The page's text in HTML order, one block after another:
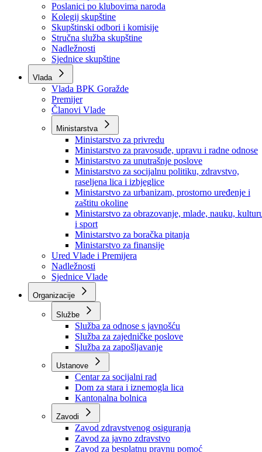
Skupština BPK Goražde
Rukovodstvo
Poslanici po strankama
Poslanici po klubovima naroda
Kolegij skupštine
Skupštinski odbori i komisije
Stručna služba skupštine
Nadležnosti
Sjednice skupštine
Vlada
Vlada BPK Goražde
Premijer
Članovi Vlade
Ministarstva
Ministarstvo za privredu
Ministarstvo za pravosuđe, upravu i radne odnose
Ministarstvo za unutrašnje poslove
Ministarstvo za socijalnu politiku, zdravstvo,
raseljena lica i izbjeglice
Ministarstvo za urbanizam, prostorno uređenje i
zaštitu okoline
Ministarstvo za obrazovanje, mlade, nauku,
i sport
Ministarstvo za boračka pitanja
Ministarstvo za finansije
Ured Vlade i Premijera
Nadležnosti
Sjednice Vlade
Organizacije
Službe
Služba za odnose s javnošću
Služba za zajedničke poslove
Služba za zapošljavanje
Ustanove
Centar za socijalni rad
Dom za stara i iznemogla lica
Kantonalna bolnica
Zavodi